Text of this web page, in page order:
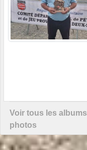
Voir tous les albums
photos